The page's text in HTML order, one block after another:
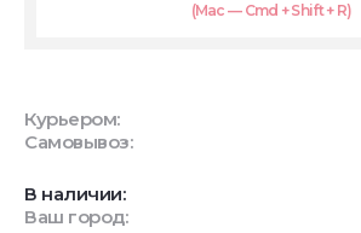
(Mac — Cmd + Shift + R)
Курьером:
Самовывоз:
В наличии:
Ваш город: